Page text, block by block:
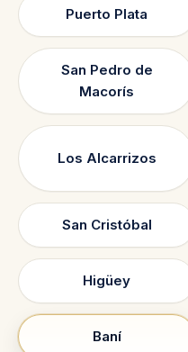
Puerto Plata
San Pedro de
Macorís
Los Alcarrizos
San Cristóbal
Higüey
Baní